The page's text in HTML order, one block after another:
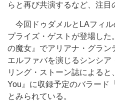
らと再び共演するなど、注目
今回ドゥダメルとLAフィル
プライズ・ゲストが登場した
の魔女』でアリアナ・グラン
エルファバを演じるシンシ
リング・ストーン誌による
You』に収録予定のバラード
とみられている。